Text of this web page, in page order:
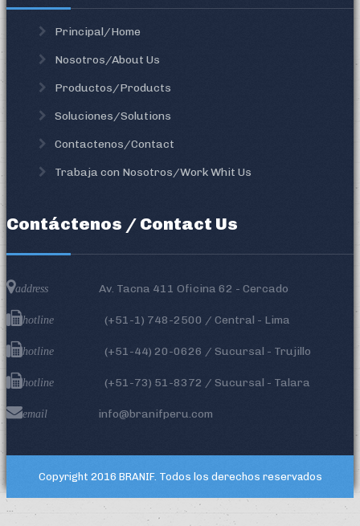
Principal/Home
Nosotros/About Us
Productos/Products
Soluciones/Solutions
Contactenos/Contact
Trabaja con Nosotros/Work Whit Us
Contáctenos / Contact Us
address Av. Tacna 411 Oficina 62 - Cercado
hotline (+51-1) 748-2500 / Central - Lima
hotline (+51-44) 20-0626 / Sucursal - Trujillo
hotline (+51-73) 51-8372 / Sucursal - Talara
email info@branifperu.com
Copyright 2016 BRANIF. Todos los derechos reservados
...